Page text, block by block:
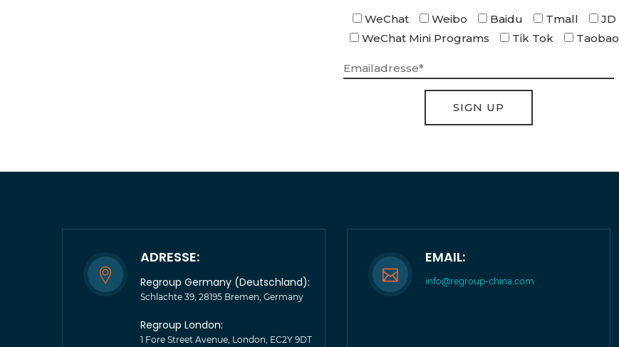
WeChat
Weibo Baidu Tmall
JD
WeChat Mini Programs
Tik Tok Taobao
ADRESSE:
Regroup Germany (Deutschland):
Schlachte 39, 28195 Bremen, Germany
Regroup London:
1 Fore Street Avenue, London, EC2Y 9DT
EMAIL:
info@regroup-china.com